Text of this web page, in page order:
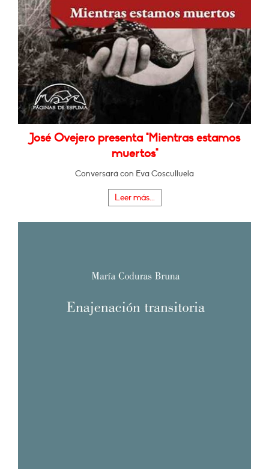
José Ovejero presenta "Mientras estamos
muertos"
Conversará con Eva Cosculluela
Leer más...